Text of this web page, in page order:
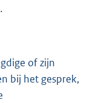
of zijn
bij het gesprek,